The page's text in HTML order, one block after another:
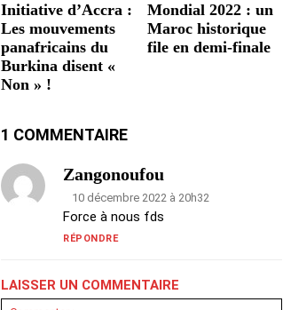
Initiative d’Accra :
Les mouvements
panafricains du
Burkina disent «
Non » !
Mondial 2022 : un
Maroc historique
file en demi-finale
1 COMMENTAIRE
Zangonoufou
10 décembre 2022 à 20h32
Force à nous fds
RÉPONDRE
LAISSER UN COMMENTAIRE